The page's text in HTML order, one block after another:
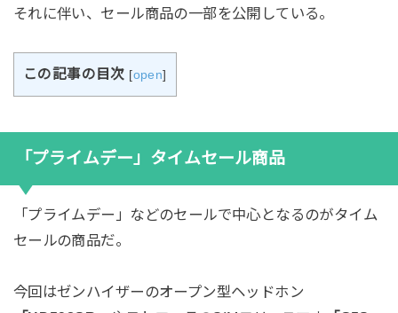
それに伴い、セール商品の一部を公開している。
この記事の目次 [open]
「プライムデー」タイムセール商品
「プライムデー」などのセールで中心となるのがタイム
セールの商品だ。
今回はゼンハイザーのオープン型ヘッドホン